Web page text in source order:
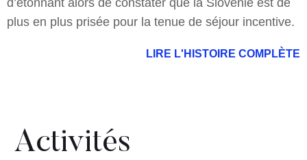
plus en plus prisée pour la tenue de séjour incentive.
LIRE L'HISTOIRE COMPLÈTE
Activités